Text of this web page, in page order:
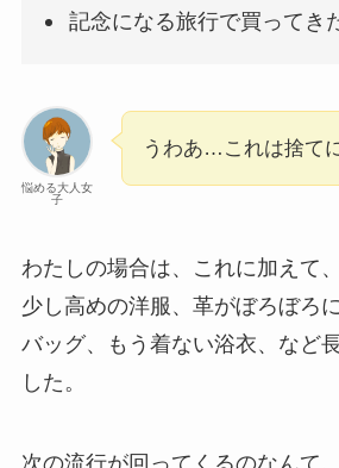
記念になる旅行で買ってき
悩める大人女
子
うわあ…これは捨て
わたしの場合は、これに加えて
少し高めの洋服、革がぼろぼろ
バッグ、もう着ない浴衣、など
した。
次の流行が回ってくるのなんて